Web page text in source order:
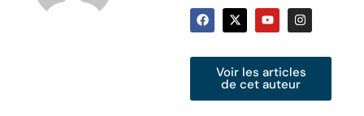
Voir les articles
de cet auteur